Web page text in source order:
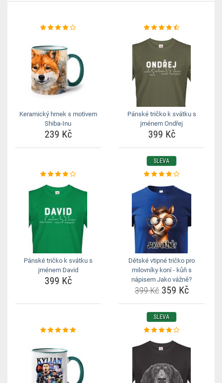
Keramický hrnek s motivem
Shiba-Inu
239 Kč
Pánské tričko k svátku s
jménem Ondřej
399 Kč
Pánské tričko k svátku s
jménem David
399 Kč
SLEVA
Dětské vtipné tričko pro
milovníky koní - kůň s
nápisem Jako vážně?
399 Kč359 Kč
SLEVA